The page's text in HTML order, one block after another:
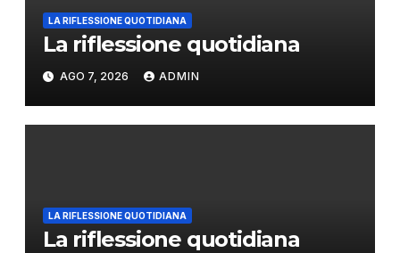
LA RIFLESSIONE QUOTIDIANA
La riflessione quotidiana
AGO 7, 2026 ADMIN
LA RIFLESSIONE QUOTIDIANA
La riflessione quotidiana